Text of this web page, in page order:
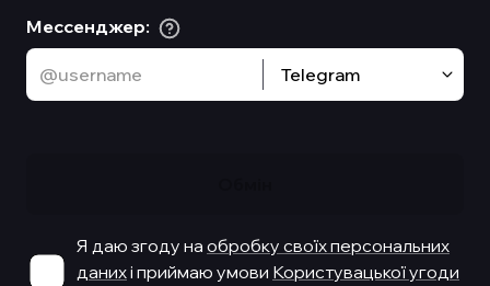
Мессенджер:
Telegram
Я даю згоду на обробку своїх персональних
данихі приймаю умови Користувацької угоди